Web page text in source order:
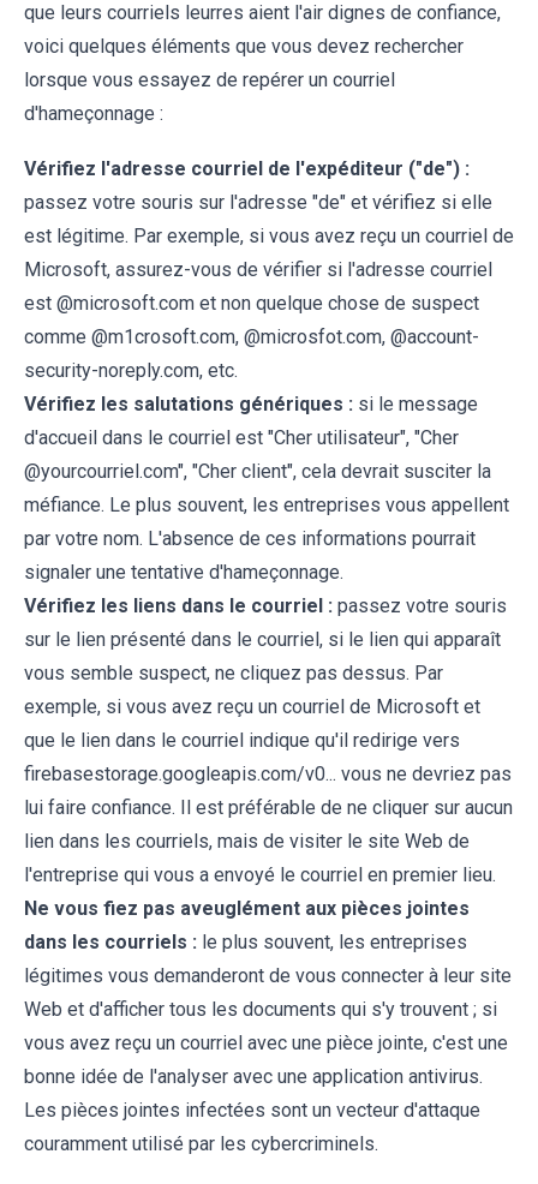
que leurs courriels leurres aient l'air dignes de confiance,
voici quelques éléments que vous devez rechercher
lorsque vous essayez de repérer un courriel
d'hameçonnage :
Vérifiez l'adresse courriel de l'expéditeur ("de") :
passez votre souris sur l'adresse "de" et vérifiez si elle
est légitime. Par exemple, si vous avez reçu un courriel de
Microsoft, assurez-vous de vérifier si l'adresse courriel
est @microsoft.com et non quelque chose de suspect
comme @m1crosoft.com, @microsfot.com, @account-
security-noreply.com, etc.
Vérifiez les salutations génériques : si le message
d'accueil dans le courriel est "Cher utilisateur", "Cher
@yourcourriel.com", "Cher client", cela devrait susciter la
méfiance. Le plus souvent, les entreprises vous appellent
par votre nom. L'absence de ces informations pourrait
signaler une tentative d'hameçonnage.
Vérifiez les liens dans le courriel : passez votre souris
sur le lien présenté dans le courriel, si le lien qui apparaît
vous semble suspect, ne cliquez pas dessus. Par
exemple, si vous avez reçu un courriel de Microsoft et
que le lien dans le courriel indique qu'il redirige vers
firebasestorage.googleapis.com/v0... vous ne devriez pas
lui faire confiance. Il est préférable de ne cliquer sur aucun
lien dans les courriels, mais de visiter le site Web de
l'entreprise qui vous a envoyé le courriel en premier lieu.
Ne vous fiez pas aveuglément aux pièces jointes
dans les courriels : le plus souvent, les entreprises
légitimes vous demanderont de vous connecter à leur site
Web et d'afficher tous les documents qui s'y trouvent ; si
vous avez reçu un courriel avec une pièce jointe, c'est une
bonne idée de l'analyser avec une application antivirus.
Les pièces jointes infectées sont un vecteur d'attaque
couramment utilisé par les cybercriminels.